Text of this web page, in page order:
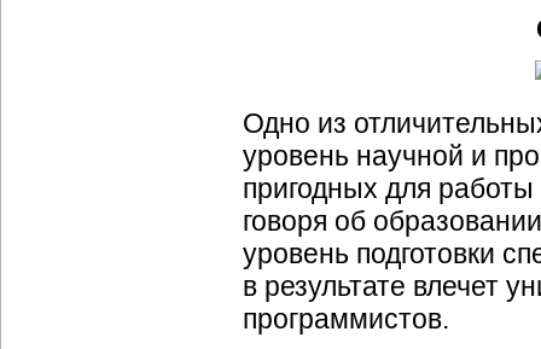
Одно из
уровень научной и
пригодных для
говоря об
уровень подготовки
в результате влечет
программистов.